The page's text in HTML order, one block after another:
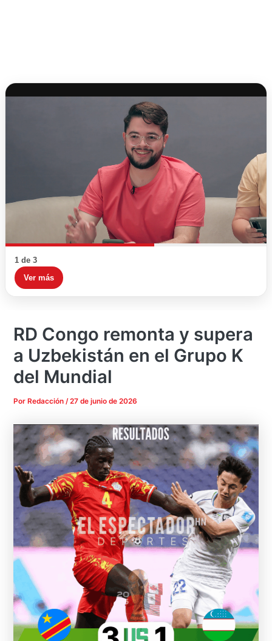
1 de 3
Ver más
RD Congo remonta y supera
a Uzbekistán en el Grupo K
del Mundial
Por Redacción/27 de junio de 2026